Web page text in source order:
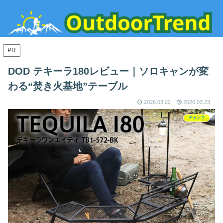
PR
DOD テキーラ180レビュー｜ソロキャンが変
わる“焚き火基地”テーブル
2026.03.22 2026.03.23
キャンプ